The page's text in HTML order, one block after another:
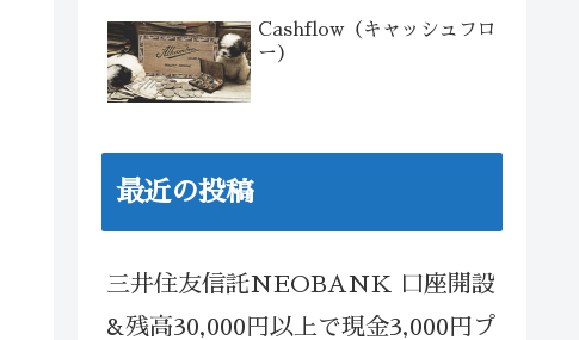
Cashflow（キャッシュフロ
ー）
最近の投稿
三井住友信託NEOBANK 口座開設
&残高30,000円以上で現金3,000円プ